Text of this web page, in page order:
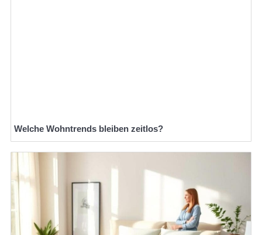
Welche Wohntrends bleiben zeitlos?